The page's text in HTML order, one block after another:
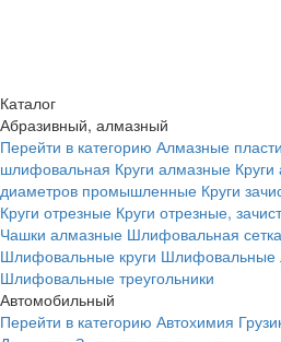
Каталог
Абразивный, алмазный
Перейти в категорию Алмазные
шлифовальная Круги алмазные
диаметров промышленные Круги
Круги отрезные Круги отрезные,
Чашки алмазные Шлифовальная сетка
Шлифовальные круги Шлифовальные
Шлифовальные треугольники
Автомобильный
Перейти в категорию Автохимия